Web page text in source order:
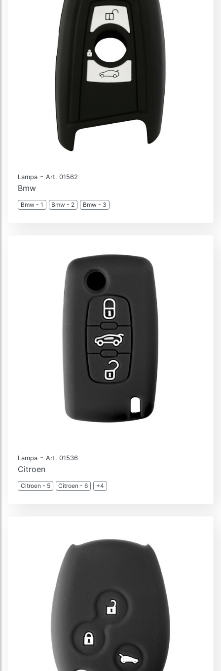
Lampa - Art. 01562
Bmw
Bmw - 1 Bmw - 2 Bmw - 3
Lampa - Art. 01536
Citroen
Citroen - 5 Citroen - 6 +4